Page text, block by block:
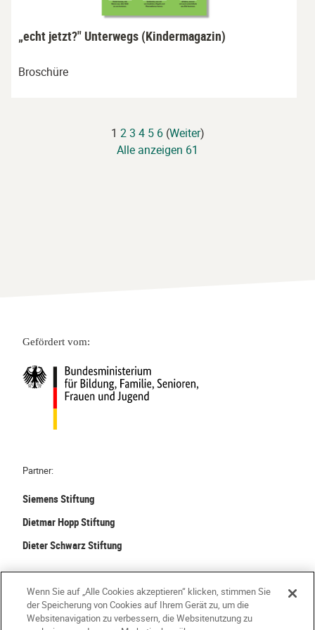
„echt jetzt?" Unterwegs (Kindermagazin)
Broschüre
1 2 3 4 5 6(Weiter)
Alle anzeigen 61
Gefördert vom:
Partner:
Siemens Stiftung
Dietmar Hopp Stiftung
Dieter Schwarz Stiftung
Kontakt Häufige Fragen Impressum
Wenn Sie auf „Alle Cookies akzeptieren“ klicken, stimmen Sie
der Speicherung von Cookies auf Ihrem Gerät zu, um die
Websitenavigation zu verbessern, die Websitenutzung zu